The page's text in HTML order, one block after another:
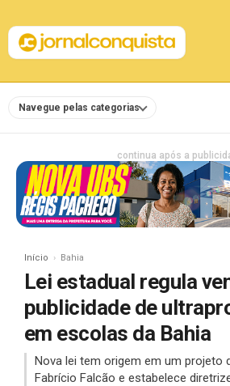
Navegue pelas categorias
continua após a
Início Bahia
Lei estadual regula
publicidade de
em escolas da Bahia
Nova lei tem origem em um projeto
Fabrício Falcão e estabelece